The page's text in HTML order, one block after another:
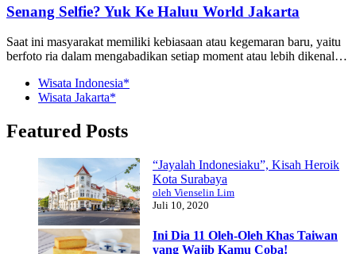
Senang Selfie? Yuk Ke Haluu World Jakarta
Saat ini masyarakat memiliki kebiasaan atau kegemaran baru, yaitu
berfoto ria dalam mengabadikan setiap moment atau lebih dikenal…
Wisata Indonesia*
Wisata Jakarta*
Featured Posts
“Jayalah Indonesiaku”, Kisah Heroik
Kota Surabaya
oleh Vienselin Lim
Juli 10, 2020
Ini Dia 11 Oleh-Oleh Khas Taiwan
yang Wajib Kamu Coba!